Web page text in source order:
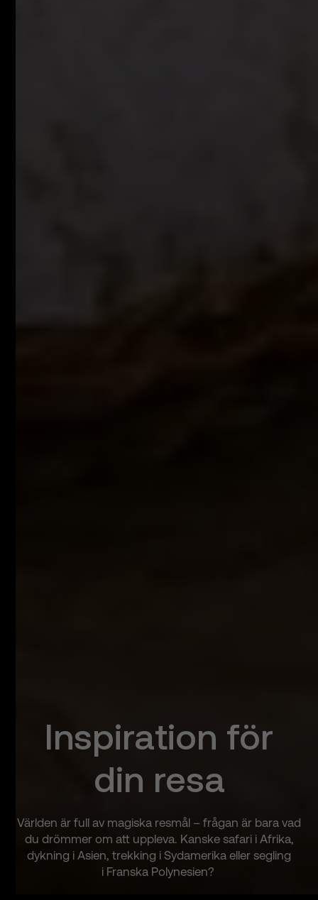
Inspiration för
din resa
Världen är full av magiska resmål – frågan är bara vad
du drömmer om att uppleva. Kanske safari i Afrika,
dykning i Asien, trekking i Sydamerika eller segling
i Franska Polynesien?